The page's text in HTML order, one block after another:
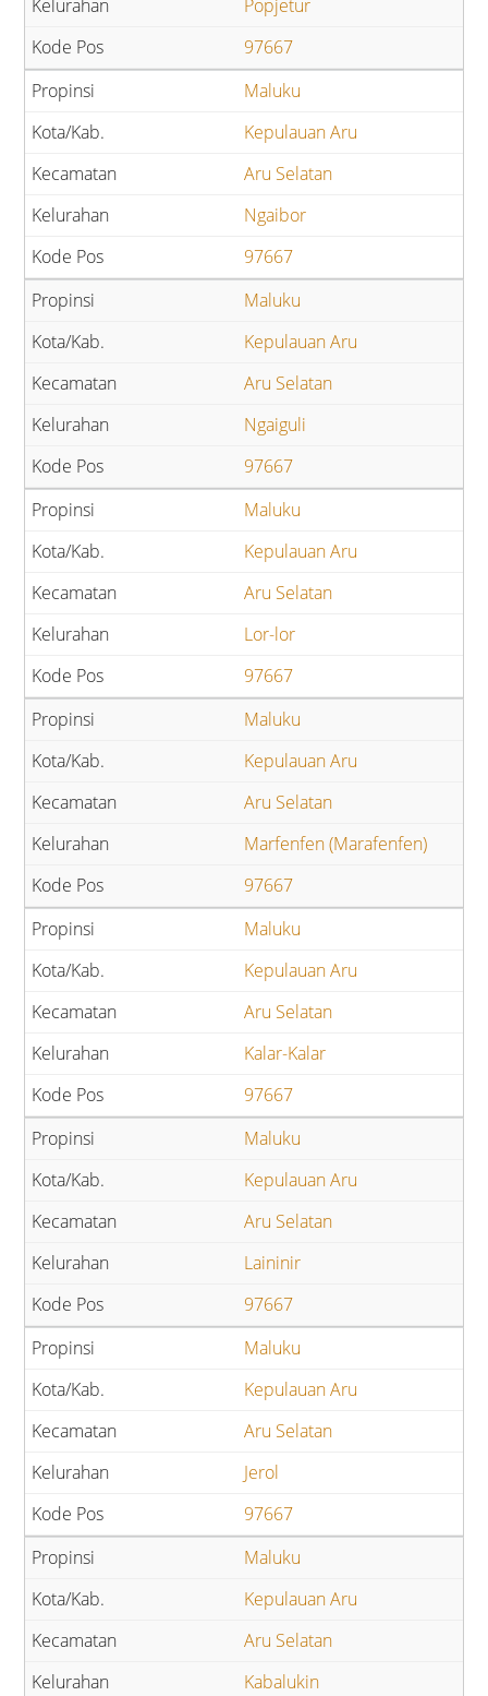
Popjetur
97667
Maluku
Kepulauan Aru
Aru Selatan
Ngaibor
97667
Maluku
Kepulauan Aru
Aru Selatan
Ngaiguli
97667
Maluku
Kepulauan Aru
Aru Selatan
Lor-lor
97667
Maluku
Kepulauan Aru
Aru Selatan
Marfenfen (Marafenfen)
97667
Maluku
Kepulauan Aru
Aru Selatan
Kalar-Kalar
97667
Maluku
Kepulauan Aru
Aru Selatan
Laininir
97667
Maluku
Kepulauan Aru
Aru Selatan
Jerol
97667
Maluku
Kepulauan Aru
Aru Selatan
Kabalukin